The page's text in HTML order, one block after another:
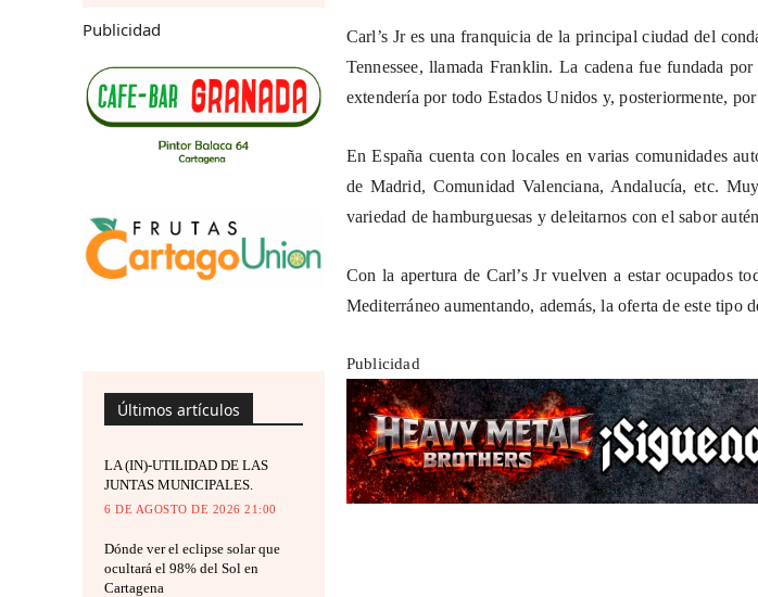
Publicidad
Últimos artículos
LA (IN)-UTILIDAD DE LAS
JUNTAS MUNICIPALES.
6 DE AGOSTO DE 2026 21:00
Dónde ver el eclipse solar que
ocultará el 98% del Sol en
Cartagena
Carl’s Jr es una franquicia de la principal ciudad del
Tennessee, llamada Franklin. La cadena fue fundada
extendería por todo Estados Unidos y, posteriormente,
En España cuenta con locales en varias comunidades
de Madrid, Comunidad Valenciana, Andalucía, etc.
variedad de hamburguesas y deleitarnos con el sabor
Con la apertura de Carl’s Jr vuelven a estar ocupados
Mediterráneo aumentando, además, la oferta de este tipo
Publicidad